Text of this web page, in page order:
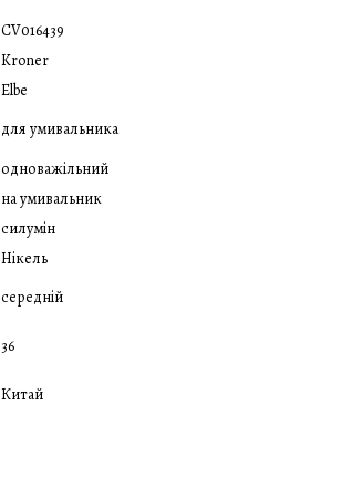
CV016439
Kroner
Elbe
для умивальника
одноважільний
на умивальник
силумін
Нікель
середній
36
Китай